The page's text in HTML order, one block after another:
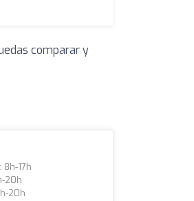
comparar y
8h-17h
20h
20h